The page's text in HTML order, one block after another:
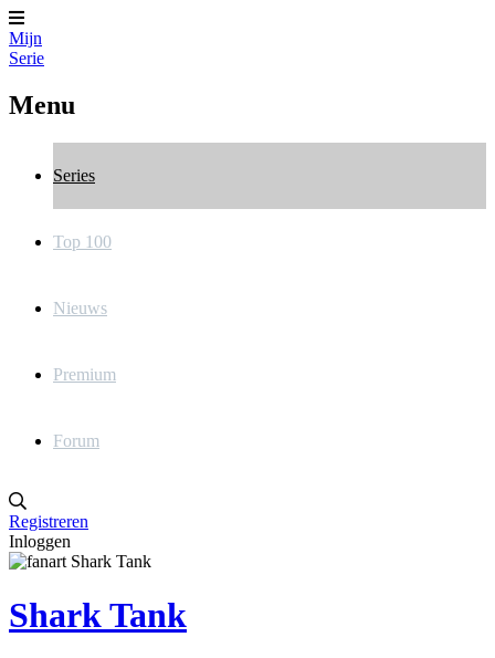
Mijn
Serie
Menu
Series
Top 100
Nieuws
Premium
Forum
Registreren
Inloggen
Shark Tank